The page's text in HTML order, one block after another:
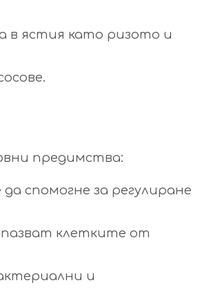
в ястия като ризото и
предимства:
спомогне за регулиране
клетките от
и